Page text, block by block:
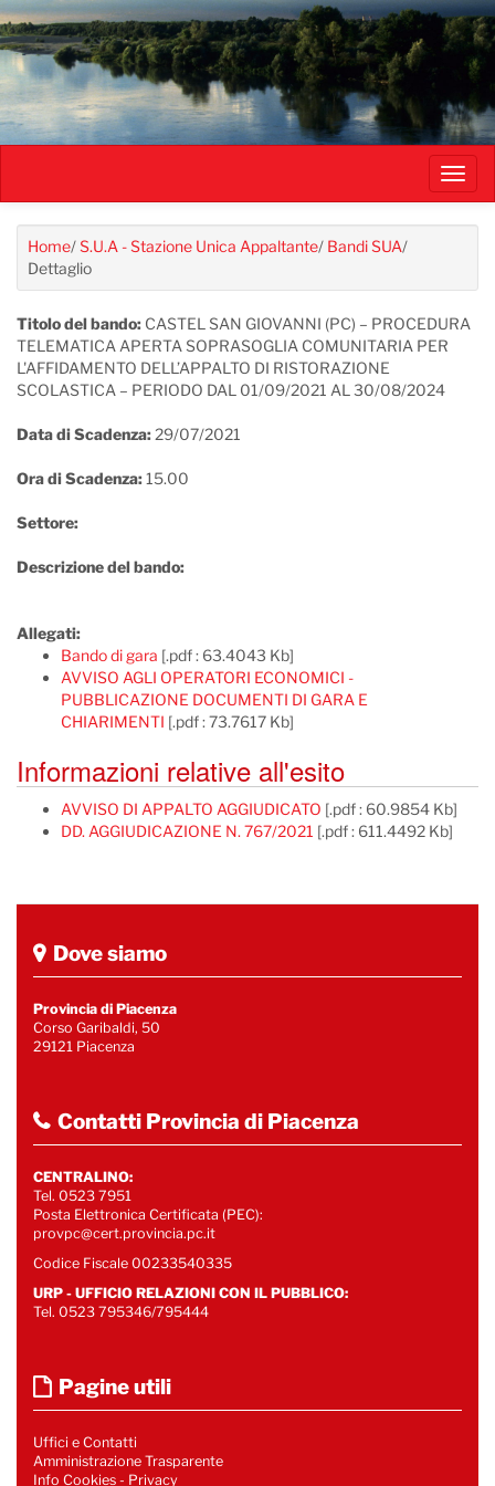
Salta
al
contenuto
principale
Home/S.U.A - Stazione Unica Appaltante/ Bandi SUA/
Dettaglio
Titolo del bando: CASTEL SAN GIOVANNI (PC) – PROCEDURA
TELEMATICA APERTA SOPRASOGLIA COMUNITARIA PER
L'AFFIDAMENTO DELL’APPALTO DI RISTORAZIONE
SCOLASTICA – PERIODO DAL 01/09/2021 AL 30/08/2024
Data di Scadenza: 29/07/2021
Ora di Scadenza:15.00
Settore:
Descrizione del bando:
Allegati:
Bando di gara [.pdf : 63.4043 Kb]
AVVISO AGLI OPERATORI ECONOMICI -
PUBBLICAZIONE DOCUMENTI DI GARA E
CHIARIMENTI [.pdf : 73.7617 Kb]
Informazioni relative all'esito
AVVISO DI APPALTO AGGIUDICATO [.pdf : 60.9854 Kb]
DD. AGGIUDICAZIONE N. 767/2021 [.pdf : 611.4492 Kb]
Dove siamo
Provincia di Piacenza
Corso Garibaldi, 50
29121 Piacenza
Contatti Provincia di Piacenza
CENTRALINO:
Tel. 0523 7951
Posta Elettronica Certificata (PEC):
provpc@cert.provincia.pc.it
Codice Fiscale 00233540335
URP - UFFICIO RELAZIONI CON IL PUBBLICO:
Tel. 0523 795346/795444
Pagine utili
Uffici e Contatti
Amministrazione Trasparente
Info Cookies - Privacy